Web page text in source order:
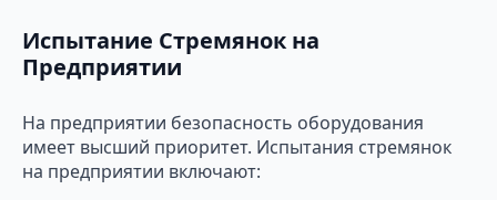
Испытание Стремянок на
Предприятии
На предприятии безопасность оборудования
имеет высший приоритет. Испытания стремянок
на предприятии включают: